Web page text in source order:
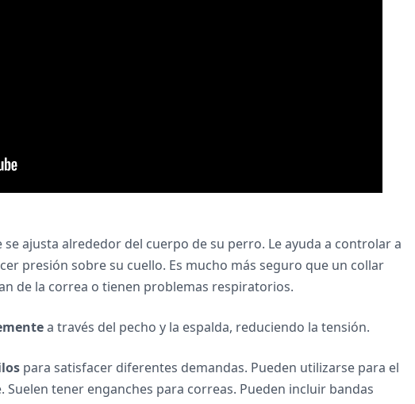
ajusta alrededor del cuerpo de su perro. Le ayuda a controlar a
presión sobre su cuello. Es mucho más seguro que un collar
de la correa o tienen problemas respiratorios.
a través del pecho y la espalda, reduciendo la tensión.
para satisfacer diferentes demandas. Pueden utilizarse para el
tener enganches para correas. Pueden incluir bandas